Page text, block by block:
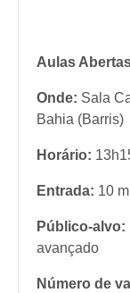
Aulas
Onde: Sala
Bahia (Barris)
Horário:
Entrada: 10
Público-alvo:
avançado
Número de